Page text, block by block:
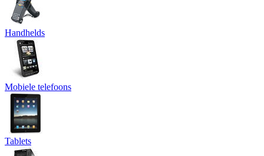
Handhelds
Mobiele telefoons
Tablets